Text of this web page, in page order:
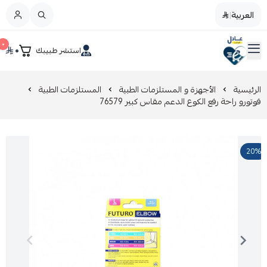
العربية|
صيدليات عادل استشر طبيبك ٠ ٠ القائمة الرئيسية
تخفيضات
عروض التوفير
الرئيسية الأجهزة و المستلزمات الطبية المستلزمات الطبية
فوتورو راحة رفع الكوع الدعم مقاس كبير 76579
20%